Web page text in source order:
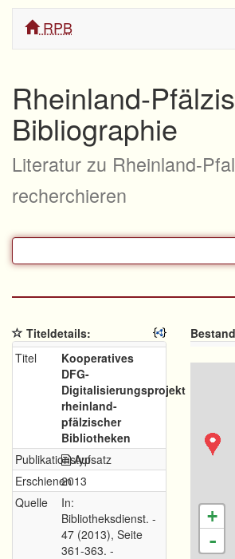
RPB
Rheinland-
Bibliographie
Literatur zu Rheinland-
recherchieren
Titeldetails:
Titel
Kooperatives
DFG-
Digitalisierungsprojekt
rheinland-
pfälzischer
Bibliotheken
PublikationstypAufsatz
Erschienen2013
Quelle
In:
Bibliotheksdienst. -
47 (2013), Seite
361-363. -
+
-